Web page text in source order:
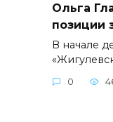
Ольга
позиции
В начале
0